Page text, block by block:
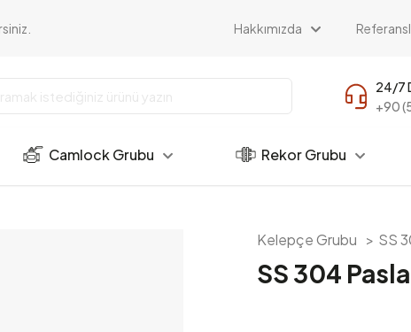
Hakkımızda
24/7
+90
Camlock Grubu Rekor Grubu
Kelepçe Grubu > SS
SS 304